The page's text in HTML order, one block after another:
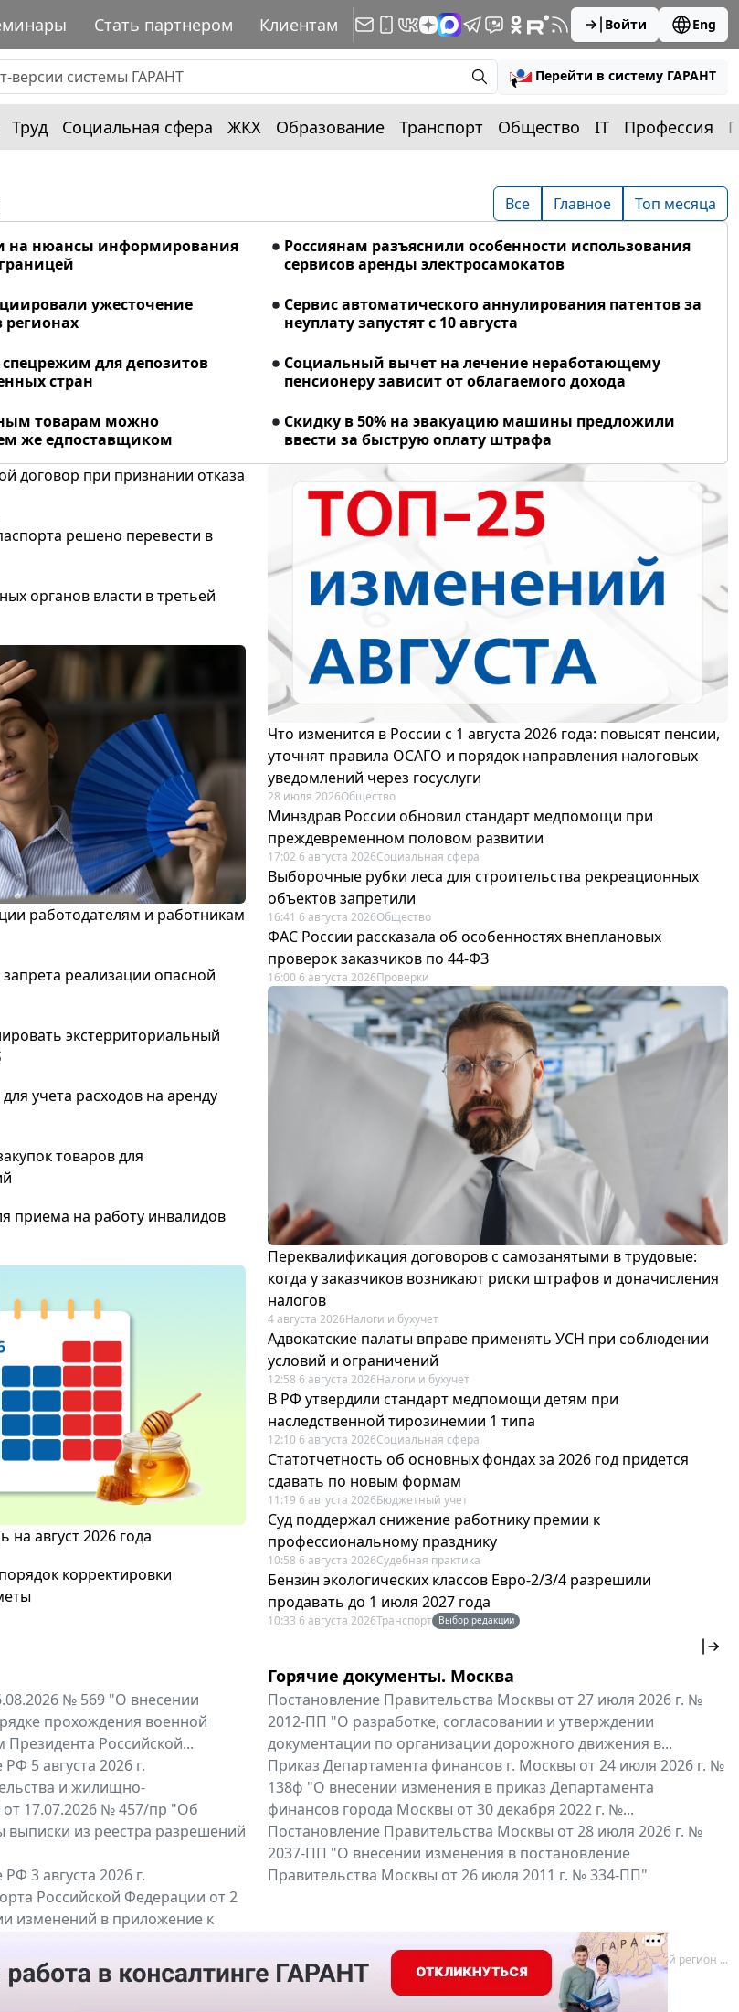
Стать партнером Клиентам Войти Eng
Перейти в систему ГАРАНТ
Труд Социальная сфера ЖКХ Образование Транспорт Общество IT Профессия
Все Главное Топ месяца
на нюансы информирования
Россиянам разъяснили особенности использования
сервисов аренды электросамокатов
ужесточение
регионах
Сервис автоматического аннулирования патентов за
неуплату запустят с 10 августа
для депозитов
стран
Социальный вычет на лечение неработающему
пенсионеру зависит от облагаемого дохода
товарам можно
же едпоставщиком
Скидку в 50% на эвакуацию машины предложили
ввести за быструю оплату штрафа
договор при признании отказа
решено перевести в
органов власти в третьей
работодателям и работникам
реализации опасной
экстерриториальный
учета расходов на аренду
товаров для
приема на работу инвалидов
август 2026 года
корректировки
Что изменится в России с 1 августа 2026 года: повысят пенсии,
уточнят правила ОСАГО и порядок направления налоговых
уведомлений через госуслуги
28 июля 2026Общество
Минздрав России обновил стандарт медпомощи при
преждевременном половом развитии
17:02 6 августа 2026Социальная сфера
Выборочные рубки леса для строительства рекреационных
объектов запретили
16:41 6 августа 2026Общество
ФАС России рассказала об особенностях внеплановых
проверок заказчиков по 44-ФЗ
16:00 6 августа 2026Проверки
Переквалификация договоров с самозанятыми в трудовые:
когда у заказчиков возникают риски штрафов и доначисления
налогов
4 августа 2026Налоги и бухучет
Адвокатские палаты вправе применять УСН при соблюдении
условий и ограничений
12:58 6 августа 2026Налоги и бухучет
В РФ утвердили стандарт медпомощи детям при
наследственной тирозинемии 1 типа
12:10 6 августа 2026Социальная сфера
Статотчетность об основных фондах за 2026 год придется
сдавать по новым формам
11:19 6 августа 2026Бюджетный учет
Суд поддержал снижение работнику премии к
профессиональному празднику
10:58 6 августа 2026Судебная практика
Бензин экологических классов Евро-2/3/4 разрешили
продавать до 1 июля 2027 года
10:33 6 августа 2026Транспорт Выбор редакции
№ 569 "О внесении
прохождения военной
Российской...
5 августа 2026 г.
и жилищно-
17.07.2026 № 457/пр "Об
из реестра разрешений
3 августа 2026 г.
Российской Федерации от 2
изменений в приложение к
Российской...
Горячие документы. Москва
Постановление Правительства Москвы от 27 июля 2026 г. №
2012-ПП "О разработке, согласовании и утверждении
документации по организации дорожного движения в...
Приказ Департамента финансов г. Москвы от 24 июля 2026 г. №
138ф "О внесении изменения в приказ Департамента
финансов города Москвы от 30 декабря 2022 г. №...
Постановление Правительства Москвы от 28 июля 2026 г. №
2037-ПП "О внесении изменения в постановление
Правительства Москвы от 26 июля 2011 г. № 334-ПП"
Все региональные документы Мой регион ...